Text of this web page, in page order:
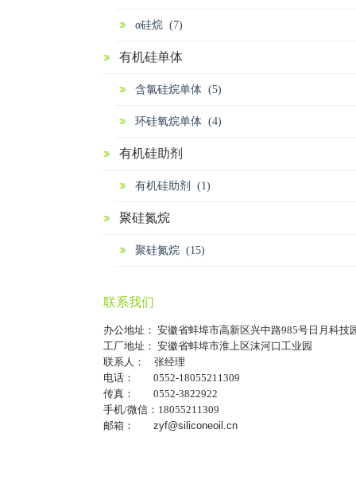
α硅烷 (7)
有机硅单体
含氯硅烷单体 (5)
环硅氧烷单体 (4)
有机硅助剂
有机硅助剂 (1)
聚硅氮烷
聚硅氮烷 (15)
联系我们
办公地址： 安徽省蚌埠市高新区兴中路985号日月科技
工厂地址： 安徽省蚌埠市淮上区沫河口工业园
联系人： 张经理
电话： 0552-18055211309
传真： 0552-3822922
手机/微信：18055211309
邮箱： zyf@siliconeoil.cn